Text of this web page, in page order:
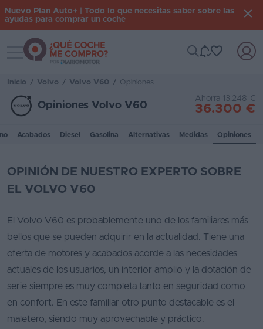
Iniciar
Inicio
KM
0
Segunda
Eléctricos
Nuevo Plan Auto+ | Todo lo que necesitas saber sobre las
ayudas para comprar un coche
Toggle navigation
Inicio / Volvo / Volvo V60 / Opiniones
Opiniones Volvo V60
Ahorra 13.248 €
36.300 €
Acabados Diesel Gasolina Alternativas Medidas Opiniones
OPINIÓN DE NUESTRO EXPERTO SOBRE
EL VOLVO V60
El Volvo V60 es probablemente uno de los familiares más
bellos que se pueden adquirir en la actualidad. Tiene una
oferta de motores y acabados acorde a las necesidades
actuales de los usuarios, un interior amplio y la dotación de
serie siempre es muy completa tanto en seguridad como
en confort. En este familiar otro punto destacable es el
maletero, siendo muy aprovechable y práctico.